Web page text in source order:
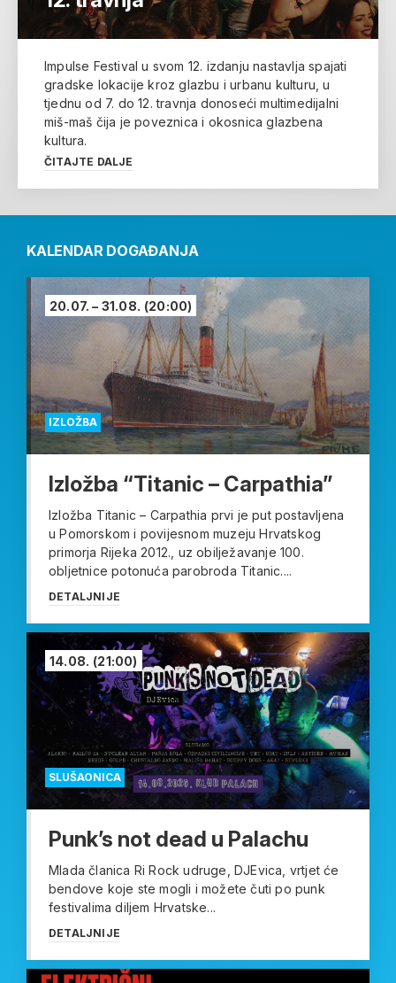
Impulse Festival u svom 12. izdanju nastavlja spajati
gradske lokacije kroz glazbu i urbanu kulturu, u
tjednu od 7. do 12. travnja donoseći multimedijalni
miš-maš čija je poveznica i okosnica glazbena
kultura.
ČITAJTE DALJE
KALENDAR DOGAĐANJA
IZLOŽBA
20.07. – 31.08. (20:00)
Izložba “Titanic – Carpathia”
Izložba Titanic – Carpathia prvi je put postavljena
u Pomorskom i povijesnom muzeju Hrvatskog
primorja Rijeka 2012., uz obilježavanje 100.
obljetnice potonuća parobroda Titanic....
DETALJNIJE
SLUŠAONICA
14.08. (21:00)
Punk’s not dead u Palachu
Mlada članica Ri Rock udruge, DJEvica, vrtjet će
bendove koje ste mogli i možete čuti po punk
festivalima diljem Hrvatske...
DETALJNIJE